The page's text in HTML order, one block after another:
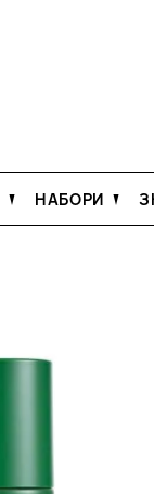
НАБОРИ